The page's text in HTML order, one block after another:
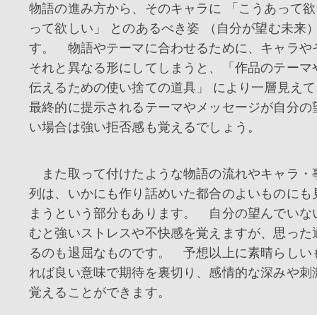
物語の進み方から、そのキャラに 「こうあって
って欲しい」 とのあるべき姿 （自分が望む未来
す。 物語やテーマに合わせるために、キャラや
それと異なる形にしてしまうと、「作品のテーマ
伝えるための使い捨ての道具」 により一層見え
最終的に提示されるテーマやメッセージが自分の
い場合は強い拒否感も覚えるでしょう。
また取って付けたような物語の流れやキャラ・
列は、いかにも作り話めいた都合のよいものにも
まうという部分もあります。 自分の望んでいな
むと強いストレスや不快感を覚えますが、思った
るのも退屈なものです。 予想以上に素晴らしい
れば良い意味で期待を裏切り、感情的な深みや刺
覚えることができます。